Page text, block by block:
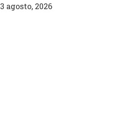
3 agosto, 2026